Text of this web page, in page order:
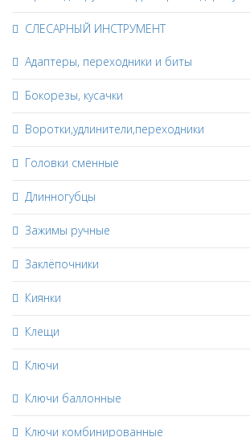
СЛЕСАРНЫЙ ИНСТРУМЕНТ
Адаптеры, переходники и биты
Бокорезы, кусачки
Воротки,удлинители,переходники
Головки сменные
Длинногубцы
Зажимы ручные
Заклёпочники
Киянки
Клещи
Ключи
Ключи баллонные
Ключи комбинированные